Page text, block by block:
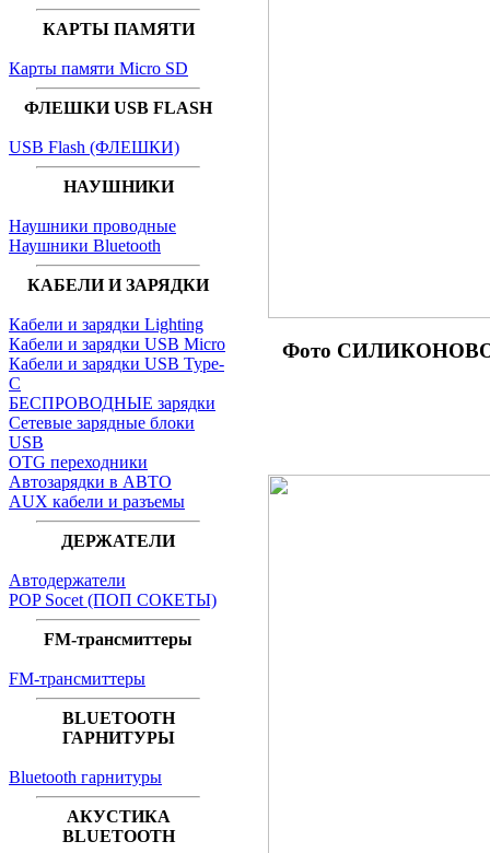
КАРТЫ ПАМЯТИ
Карты памяти Micro SD
ФЛЕШКИ USB FLASH
USB Flash (ФЛЕШКИ)
НАУШНИКИ
Наушники проводные
Наушники Bluetooth
КАБЕЛИ И ЗАРЯДКИ
Кабели и зарядки Lighting
Кабели и зарядки USB Micro
Кабели и зарядки USB Type-
C
БЕСПРОВОДНЫЕ зарядки
Сетевые зарядные блоки
USB
OTG переходники
Автозарядки в АВТО
AUX кабели и разъемы
ДЕРЖАТЕЛИ
Автодержатели
POP Socet (ПОП СОКЕТЫ)
FM-трансмиттеры
FM-трансмиттеры
BLUETOOTH
ГАРНИТУРЫ
Bluetooth гарнитуры
АКУСТИКА
BLUETOOTH
Фото